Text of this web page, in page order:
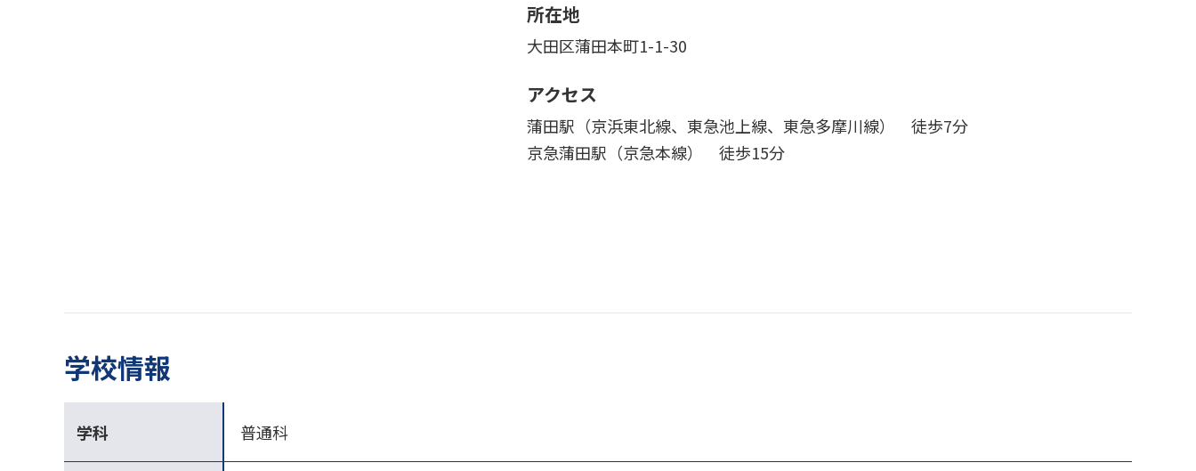
所在地
大田区蒲田本町1-1-30
アクセス
蒲田駅（京浜東北線、東急池上線、東急多摩川線） 徒歩7分
京急蒲田駅（京急本線） 徒歩15分
学校情報
学科 普通科